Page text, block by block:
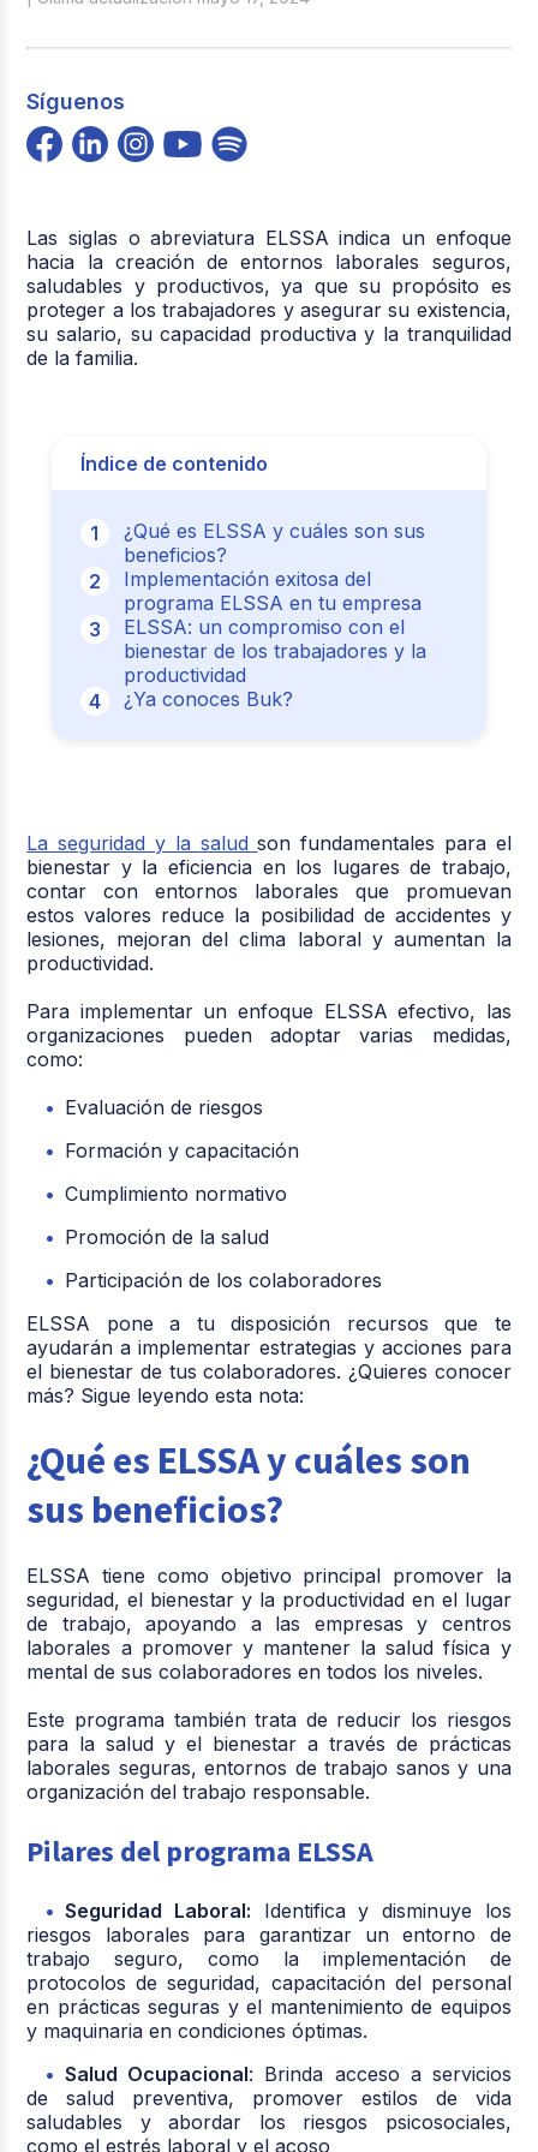
Síguenos
Las siglas o abreviatura ELSSA indica un enfoque
hacia la creación de entornos laborales seguros,
saludables y productivos, ya que su propósito es
proteger a los trabajadores y asegurar su existencia,
su salario, su capacidad productiva y la tranquilidad
de la familia.
Índice de contenido
¿Qué es ELSSA y cuáles son sus
beneficios?
Implementación exitosa del
programa ELSSA en tu empresa
ELSSA: un compromiso con el
bienestar de los trabajadores y la
productividad
¿Ya conoces Buk?
La seguridad y la saludson fundamentales para el
bienestar y la eficiencia en los lugares de trabajo,
contar con entornos laborales que promuevan
estos valores reduce la posibilidad de accidentes y
lesiones, mejoran del clima laboral y aumentan la
productividad.
Para implementar un enfoque ELSSA efectivo, las
organizaciones pueden adoptar varias medidas,
como:
Evaluación de riesgos
Formación y capacitación
Cumplimiento normativo
Promoción de la salud
Participación de los colaboradores
ELSSA pone a tu disposición recursos que te
ayudarán a implementar estrategias y acciones para
el bienestar de tus colaboradores. ¿Quieres conocer
más? Sigue leyendo esta nota:
¿Qué es ELSSA y cuáles son
sus beneficios?
ELSSA tiene como objetivo principal promover la
seguridad, el bienestar y la productividad en el lugar
de trabajo, apoyando a las empresas y centros
laborales a promover y mantener la salud física y
mental de sus colaboradores en todos los niveles.
Este programa también trata de reducir los riesgos
para la salud y el bienestar a través de prácticas
laborales seguras, entornos de trabajo sanos y una
organización del trabajo responsable.
Pilares del programa ELSSA
Seguridad Laboral: Identifica y disminuye los
riesgos laborales para garantizar un entorno de
trabajo seguro, como la implementación de
protocolos de seguridad, capacitación del personal
en prácticas seguras y el mantenimiento de equipos
y maquinaria en condiciones óptimas.
Salud Ocupacional: Brinda acceso a servicios
de salud preventiva, promover estilos de vida
saludables y abordar los riesgos psicosociales,
como el estrés laboral y el acoso